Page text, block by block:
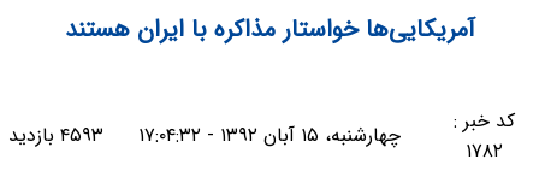
آمریکایی‌ها خواستار مذاکره با ایران هستند
کد خبر :
۱۷۸۲
چهارشنبه، ۱۵ آبان ۱۳۹۲ - ۱۷:۰۴:۳۲ ۴۵۹۳ بازدید